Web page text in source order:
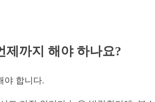
제까지 해야 하나요?
야 합니다.